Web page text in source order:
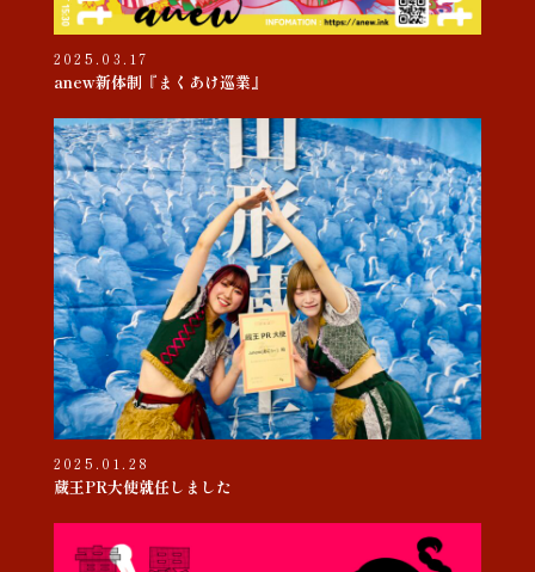
2025.03.17
anew新体制『まくあけ巡業』
2025.01.28
蔵王PR大使就任しました